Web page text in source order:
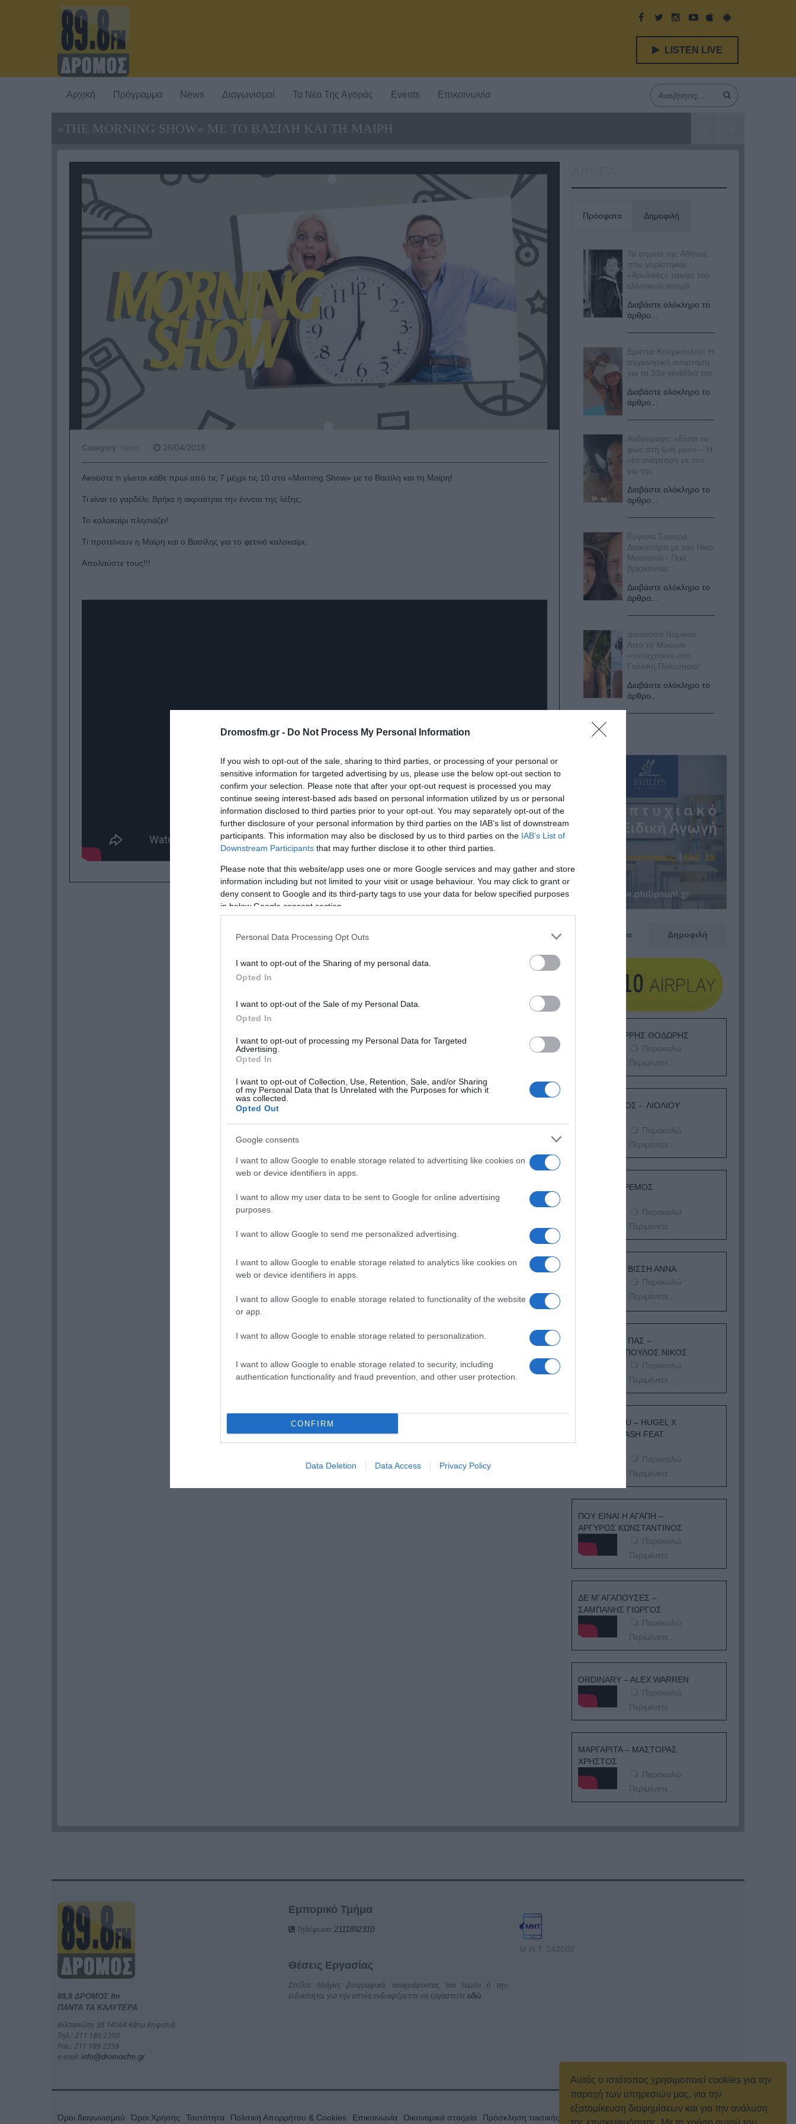
Αυτός ο ιστότοπος χρησιμοποιεί cookies για την
παροχή των υπηρεσιών μας, για την
εξατομίκευση διαφημίσεων και για την ανάλυση
Dromosfm.gr - Do Not Process My Personal Information
If you wish to opt-out of the sale, sharing to third parties, or processing of your personal or
sensitive information for targeted advertising by us, please use the below opt-out section to
confirm your selection. Please note that after your opt-out request is processed you may
continue seeing interest-based ads based on personal information utilized by us or personal
information disclosed to third parties prior to your opt-out. You may separately opt-out of the
further disclosure of your personal information by third parties on the IAB’s list of downstream
participants. This information may also be disclosed by us to third parties on the IAB’s List of
Downstream Participants that may further disclose it to other third parties.
Please note that this website/app uses one or more Google services and may gather and store
information including but not limited to your visit or usage behaviour. You may click to grant or
deny consent to Google and its third-party tags to use your data for below specified purposes
in below Google consent section.
Personal Data Processing Opt Outs
I want to opt-out of the Sharing of my personal data.
Opted In
I want to opt-out of the Sale of my Personal Data.
Opted In
I want to opt-out of processing my Personal Data for Targeted
Advertising.
Opted In
I want to opt-out of Collection, Use, Retention, Sale, and/or Sharing
of my Personal Data that Is Unrelated with the Purposes for which it
was collected.
Opted Out
Google consents
I want to allow Google to enable storage related to advertising like cookies on
web or device identifiers in apps.
I want to allow my user data to be sent to Google for online advertising
purposes.
I want to allow Google to send me personalized advertising.
I want to allow Google to enable storage related to analytics like cookies on
web or device identifiers in apps.
I want to allow Google to enable storage related to functionality of the website
or app.
I want to allow Google to enable storage related to personalization.
I want to allow Google to enable storage related to security, including
authentication functionality and fraud prevention, and other user protection.
CONFIRM
Data Deletion Data Access Privacy Policy
LISTEN LIVE
Αρχική Πρόγραμμα News Διαγωνισμοί Τα Νέα Της Αγοράς Events Επικοινωνία
«THE MORNING SHOW» ΜΕ ΤΟ ΒΑΣΙΛΗ ΚΑΙ ΤΗ ΜΑΙΡΗ
Category: News 26/04/2018
Aκούστε τι γίνεται κάθε πρωί από τις 7 μέχρι τις 10 στο «Morning Show» με το Βασίλη και τη Μαίρη!
Τι είναι το γαρδέλι; Βρήκε η ακροάτρια την έννοια της λέξης;
Το καλοκαίρι πλησιάζει!
Τι προτείνουν η Μαίρη και ο Βασίλης για το φετινό καλοκαίρι;
Απολαύστε τους!!!
Πρόσφατα Δημοφιλή
Τα σημεία της Αθήνας
που γυρίστηκαν
«θρυλικές» ταινίες του
ελληνικού σινεμά
Διαβάστε ολόκληρο το
άρθρο...
Εριέττα Κούρκουλου: Η
συγκινητική ανάρτηση
για τα 33α γενέθλιά της
Διαβάστε ολόκληρο το
άρθρο...
Ανδρομάχη: «Είσαι το
φως στη ζωή μου» – Η
νέα ανάρτηση με τον
γιο της
Διαβάστε ολόκληρο το
άρθρο...
Ευγενία Σαμαρά:
Διακοπάρει με τον Νίκο
Μουτσινά - Πού
βρίσκονται;
Διαβάστε ολόκληρο το
άρθρο...
Δούκισσα Νομικού:
Από τη Μύκονο
«πετάχτηκε» στη
Γαλλική Πολυνησία!
Διαβάστε ολόκληρο το
άρθρο...
Πρόσφατα Δημοφιλή
ΕΙΠΕΣ – ΦΕΡΡΗΣ ΘΟΔΩΡΗΣ
Παρακαλώ
Περιμένετε...
ΛΟΓΑΡΙΑΣΜΟΣ - ΛΙΟΛΙΟΥ
Παρακαλώ
Περιμένετε...
ΔΕΥΤΕΡΑ – ΡΕΜΟΣ
Παρακαλώ
Περιμένετε...
ΕΞΑΙΡΕΣΗ – ΒΙΣΣΗ ΑΝΝΑ
Παρακαλώ
Περιμένετε...
ΟΠΟΥ ΚΙ ΑΝ ΠΑΣ –
ΟΙΚΟΝΟΜΟΠΟΥΛΟΣ ΝΙΚΟΣ
Παρακαλώ
Περιμένετε...
I ADORE YOU – HUGEL X
TOPIC X ARASH FEAT.
Παρακαλώ
Περιμένετε...
ΠΟΥ ΕΙΝΑΙ Η ΑΓΑΠΗ –
ΑΡΓΥΡΟΣ ΚΩΝΣΤΑΝΤΙΝΟΣ
Παρακαλώ
Περιμένετε...
ΔΕ Μ’ ΑΓΑΠΟΥΣΕΣ –
ΣΑΜΠΑΝΗΣ ΓΙΩΡΓΟΣ
Παρακαλώ
Περιμένετε...
ORDINARY – ALEX WARREN
Παρακαλώ
Περιμένετε...
ΜΑΡΓΑΡΙΤΑ – ΜΑΣΤΟΡΑΣ
ΧΡΗΣΤΟΣ
Παρακαλώ
Περιμένετε...
89,8 ΔΡΟΜΟΣ fm
ΠΑΝΤΑ ΤΑ ΚΑΛΥΤΕΡΑ
Βιλτανιώτη 36 14564 Κάτω Κηφισιά
Τηλ.: 211 189 2350
Fax.: 211 189 2359
e-mail: info@dromosfm.gr
Εμπορικό Τμήμα
Τηλέφωνο: 2111892310
Θέσεις Εργασίας
Στείλτε πλήρες βιογραφικό, αναγράφοντας τον τομέα ή την
ειδικότητα, για την οποία ενδιαφέρεστε να εργαστείτε εδώ
Μ.Η.Τ. 242602
Όροι διαγωνισμού Όροι Χρήσης Ταυτότητα Πολιτική Απορρήτου & Cookies Επικοινωνία Οικονομικά στοιχεία Πρόσκληση τακτικής γενικής συνέλευσης Κρατική Διαφήμιση